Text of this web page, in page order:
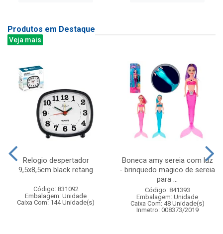
Produtos em Destaque
Veja mais
Relogio despertador
9,5x8,5cm black retang
Código: 831092
Embalagem: Unidade
Caixa Com: 144 Unidade(s)
Boneca amy sereia com luz
- brinquedo magico de sereia
para ...
Código: 841393
Embalagem: Unidade
Caixa Com: 48 Unidade(s)
Inmetro: 008373/2019